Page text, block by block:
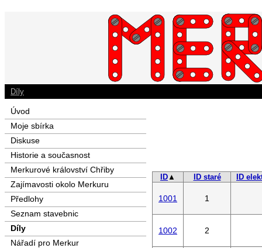
Díly
Úvod
Moje sbírka
Diskuse
Historie a současnost
Merkurové království Chřiby
Zajímavosti okolo Merkuru
Předlohy
Seznam stavebnic
Díly
Nářadí pro Merkur
ID ▲ ID staré ID
1001 1
1002 2